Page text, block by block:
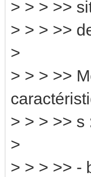
> > > >>
> > > >>
>
> > > >>
> > > >> s
>
> > > >> -